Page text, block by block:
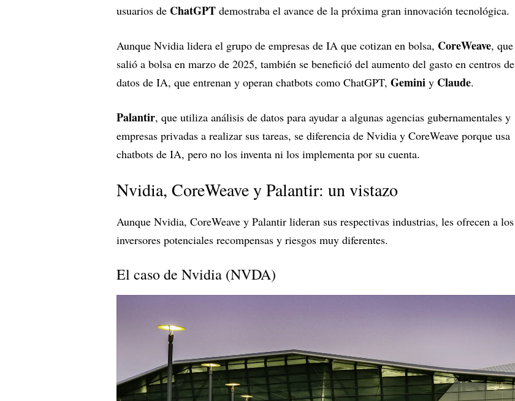
usuarios de ChatGPT demostraba el avance de la próxima gran innovación tecnológica.
Aunque Nvidia lidera el grupo de empresas de IA que cotizan en bolsa, CoreWeave, que
salió a bolsa en marzo de 2025, también se benefició del aumento del gasto en centros de
datos de IA, que entrenan y operan chatbots como ChatGPT, Gemini y Claude.
Palantir, que utiliza análisis de datos para ayudar a algunas agencias gubernamentales y
empresas privadas a realizar sus tareas, se diferencia de Nvidia y CoreWeave porque usa
chatbots de IA, pero no los inventa ni los implementa por su cuenta.
Nvidia, CoreWeave y Palantir: un vistazo
Aunque Nvidia, CoreWeave y Palantir lideran sus respectivas industrias, les ofrecen a los
inversores potenciales recompensas y riesgos muy diferentes.
El caso de Nvidia (NVDA)